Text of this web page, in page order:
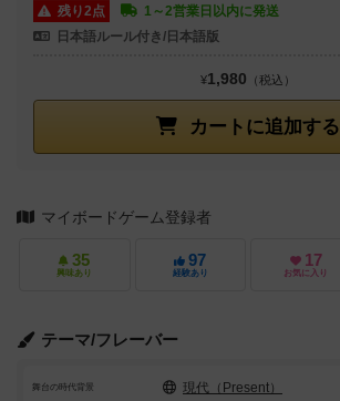
残り2点
1～2営業日以内に発送
日本語ルール付き/日本語版
カートに追加する
¥1,980 （税込）
マイボードゲーム登録者
35
興味あり
97
経験あり
17
お気に入り
テーマ/フレーバー
舞台の時代背景 現代（Present）